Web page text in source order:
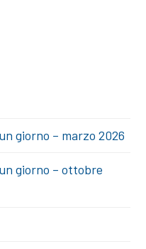
giorno – marzo 2026
giorno – ottobre